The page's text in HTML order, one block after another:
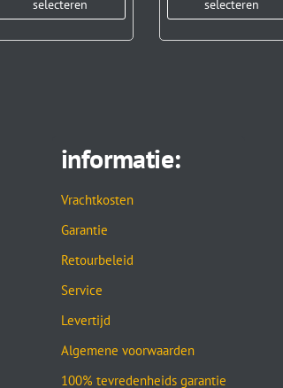
selecteren
selecteren
informatie:
Vrachtkosten
Garantie
Retourbeleid
Service
Levertijd
Algemene voorwaarden
100% tevredenheids garantie